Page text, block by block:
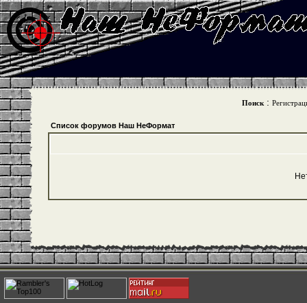
Поиск :
Список форумов Наш НеФормат